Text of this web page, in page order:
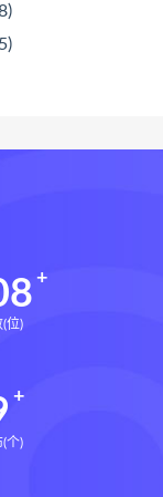
位)
个)